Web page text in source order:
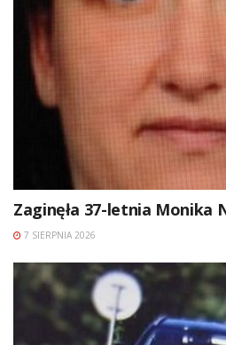
Zaginęła 37-letnia Monika
7 SIERPNIA 2026